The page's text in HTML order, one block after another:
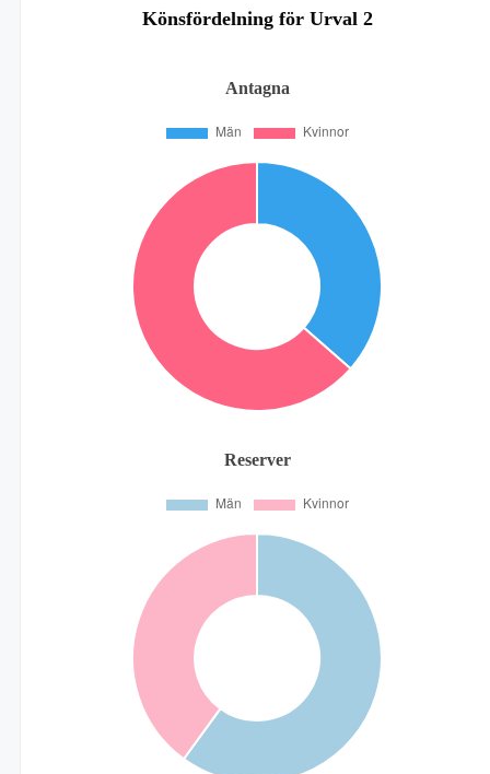
Könsfördelning för Urval 2
Antagna
Reserver